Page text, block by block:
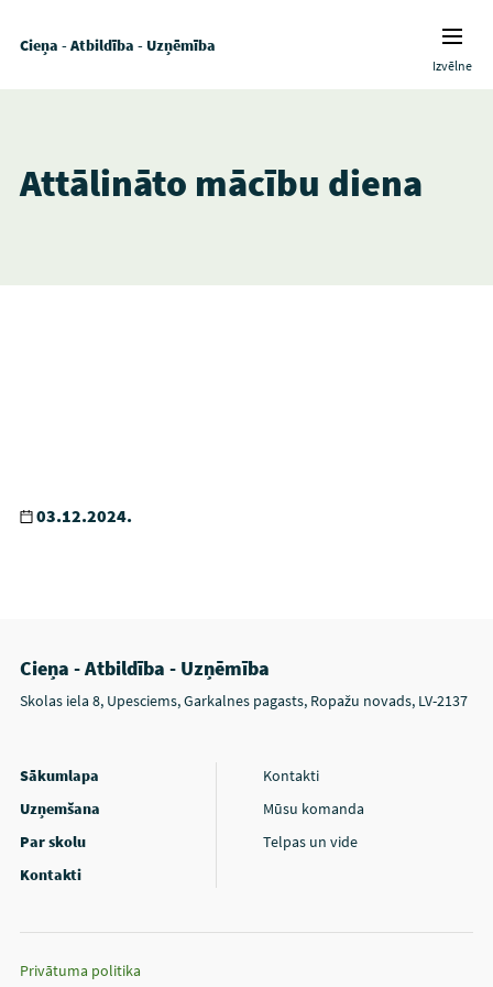
Cieņa - Atbildība - Uzņēmība
Izvēlne
Attālināto mācību diena
03.12.2024.
Cieņa - Atbildība - Uzņēmība
Skolas iela 8, Upesciems, Garkalnes pagasts, Ropažu novads, LV-2137
Sākumlapa
Uzņemšana
Par skolu
Kontakti
Kontakti
Mūsu komanda
Telpas un vide
Privātuma politika